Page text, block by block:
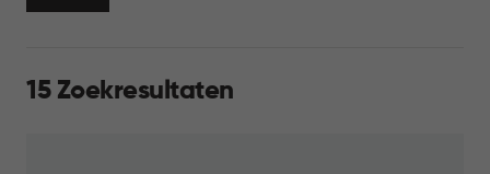
15 Zoekresultaten